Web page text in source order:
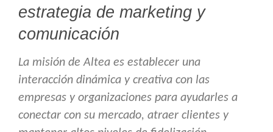
estrategia de marketing y
comunicación
La misión de Altea es establecer una
interacción dinámica y creativa con las
empresas y organizaciones para ayudarles a
conectar con su mercado, atraer clientes y